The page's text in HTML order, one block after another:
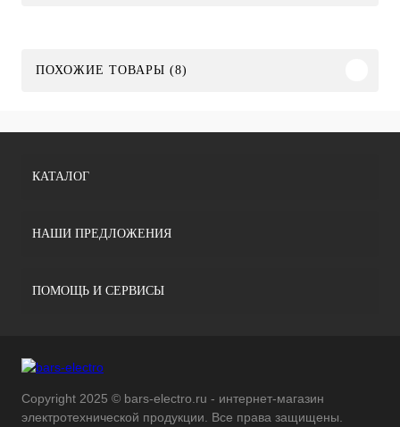
ПОХОЖИЕ ТОВАРЫ (8)
КАТАЛОГ
НАШИ ПРЕДЛОЖЕНИЯ
ПОМОЩЬ И СЕРВИСЫ
Copyright 2025 © bars-electro.ru - интернет-магазин
электротехнической продукции. Все права защищены.